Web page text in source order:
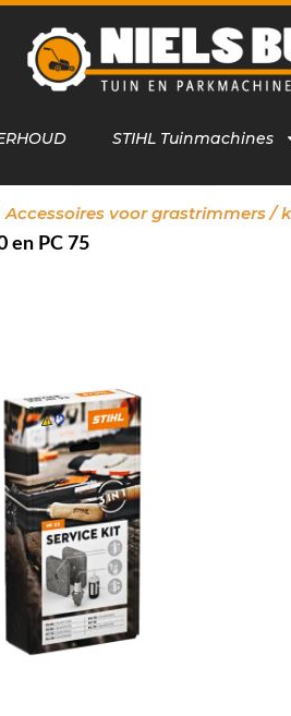
STIHL Tuinmachines
Accessoires voor grastrimmers /
en PC 75